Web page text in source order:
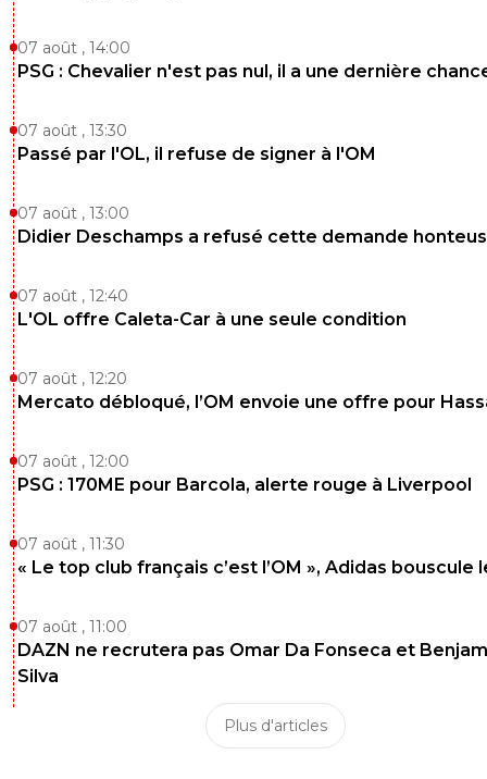
07 août , 14:00
PSG : Chevalier n'est pas nul, il a une dernière
07 août , 13:30
Passé par l'OL, il refuse de signer à l'OM
07 août , 13:00
Didier Deschamps a refusé cette demande
07 août , 12:40
L'OL offre Caleta-Car à une seule condition
07 août , 12:20
Mercato débloqué, l’OM envoie une offre pour
07 août , 12:00
PSG : 170ME pour Barcola, alerte rouge à Liverpool
07 août , 11:30
« Le top club français c’est l’OM », Adidas bouscule
07 août , 11:00
DAZN ne recrutera pas Omar Da Fonseca et
Silva
Plus d'articles